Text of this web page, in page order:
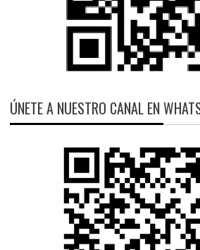
ÚNETE A NUESTRO CANAL EN